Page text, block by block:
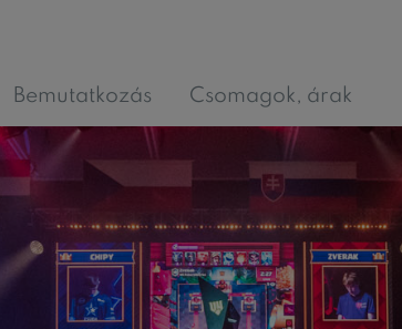
Bemutatkozás Csomagok, árak